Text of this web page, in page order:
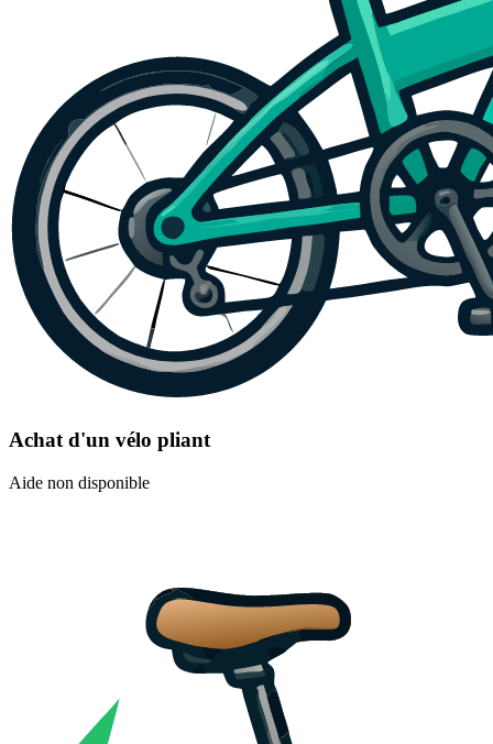
Achat d'un vélo pliant
Aide non disponible